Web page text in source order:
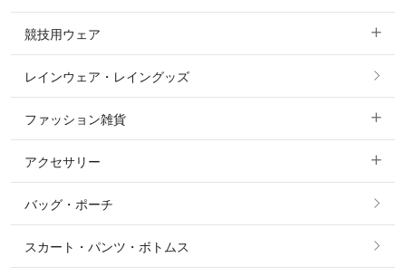
カットソー・Tシャツ・タンクトップ
パーカー・トレーナー・スウェット
ニット・セーター
シャツ・ブラウス・ワンピース
コート
ジャケット・ブルゾン
その他 アウター
競技用ウェア
すべての競技用ウェア
ショージャケット
ショーシャツ
レインウェア・レイングッズ
ファッション雑貨
すべてのファッション雑貨
ソックス
ベルト
アクセサリー
すべてのアクセサリー
リング
バッグ・ポーチ
スカート・パンツ・ボトムス